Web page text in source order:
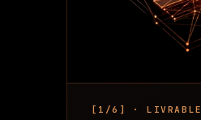
[1/6] · LIVRABLE